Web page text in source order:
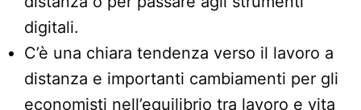
digitali.
C’è una chiara tendenza verso il lavoro a
distanza e importanti cambiamenti per gli
economisti nell’equilibrio tra lavoro e vita